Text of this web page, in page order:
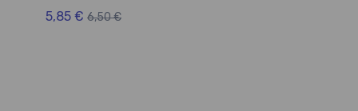
5,85 € 6,50 €